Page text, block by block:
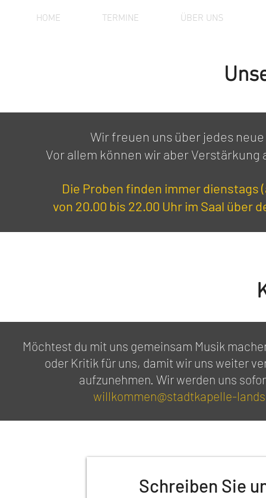
HOME TERMINE ÜBER UNS
Wir freuen uns über jedes
Vor allem können wir aber Verstärkung
Die Proben finden immer dienstags
von 20.00 bis 22.00 Uhr im Saal über
Möchtest du mit uns gemeinsam Musik
oder Kritik für uns, damit wir uns weiter
aufzunehmen. Wir werden uns
willkommen@stadtkapelle-
Schreiben Sie